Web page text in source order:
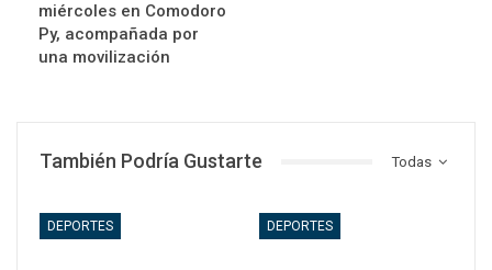
miércoles en Comodoro
Py, acompañada por
una movilización
Todas
También Podría Gustarte
DEPORTES DEPORTES